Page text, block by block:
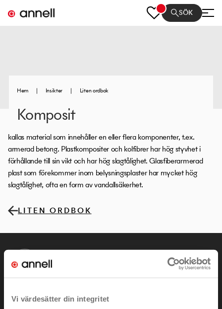
Vi värdesätter din integritet
SÖK
Hem | Insikter | Liten ordbok
Komposit
kallas material som innehåller en eller flera komponenter, t.ex.
armerad betong. Plastkompositer och kolfibrer har hög styvhet i
förhållande till sin vikt och har hög slagtålighet. Glasfiberarmerad
plast som förekommer inom belysningsplaster har mycket hög
slagtålighet, ofta en form av vandallsäkerhet.
LITEN ORDBOK